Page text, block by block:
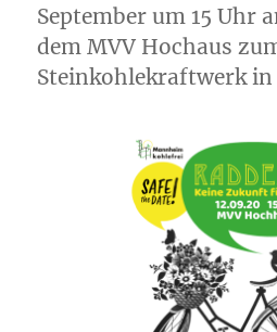
September um 15 Uhr
dem MVV Hochaus
Steinkohlekraftwerk in